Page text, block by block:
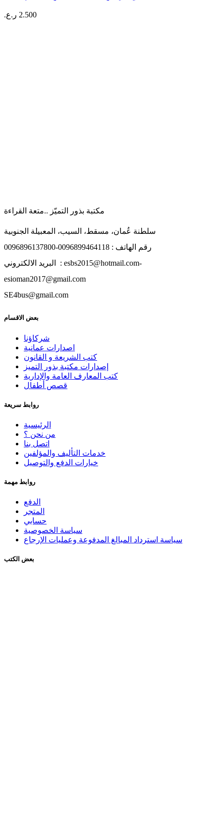
2.500 ر.ع.
مكتبة بذور التميّز ..متعة القراءة
سلطنة عُمان، مسقط، السيب، المعبيلة الجنوبية
رقم الهاتف : 0096899464118-0096896137800
البريد الالكتروني : esbs2015@hotmail.com-
esioman2017@gmail.com
SE4bus@gmail.com
بعض الاقسام
شركاؤنا
اصدارات عمانية
كتب الشريعة و القانون
إصدارات مكتبة بذور التميز
كتب المعارف العامة والإدارية
قصص أطفال
روابط سريعة
الرئيسية
من نحن ؟
اتصل بنا
خدمات التأليف والمؤلفين
خيارات الدفع والتوصيل
روابط مهمة
الدفع
المتجر
حسابي
سياسة الخصوصية
سياسة استرداد المبالغ المدفوعة وعمليات الإرجاع
بعض الكتب